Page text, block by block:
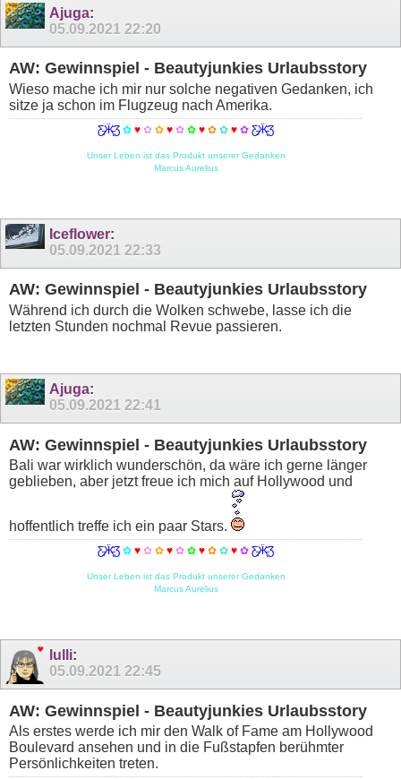
Ajuga:
05.09.2021 22:20
AW: Gewinnspiel - Beautyjunkies Urlaubsstory
Wieso mache ich mir nur solche negativen Gedanken, ich
sitze ja schon im Flugzeug nach Amerika.
Ƹ̵̡Ӝ̵̨̄Ʒ ✿♥✿ ✿ ♥✿✿♥✿✿♥✿Ƹ̵̡Ӝ̵̨̄Ʒ
Unser Leben ist das Produkt unserer Gedanken
Marcus Aurelius
Iceflower:
05.09.2021 22:33
AW: Gewinnspiel - Beautyjunkies Urlaubsstory
Während ich durch die Wolken schwebe, lasse ich die
letzten Stunden nochmal Revue passieren.
Ajuga:
05.09.2021 22:41
AW: Gewinnspiel - Beautyjunkies Urlaubsstory
Bali war wirklich wunderschön, da wäre ich gerne länger
geblieben, aber jetzt freue ich mich auf Hollywood und
hoffentlich treffe ich ein paar Stars.
Ƹ̵̡Ӝ̵̨̄Ʒ ✿♥✿ ✿ ♥✿✿♥✿✿♥✿Ƹ̵̡Ӝ̵̨̄Ʒ
Unser Leben ist das Produkt unserer Gedanken
Marcus Aurelius
lulli:
05.09.2021 22:45
AW: Gewinnspiel - Beautyjunkies Urlaubsstory
Als erstes werde ich mir den Walk of Fame am Hollywood
Boulevard ansehen und in die Fußstapfen berühmter
Persönlichkeiten treten.